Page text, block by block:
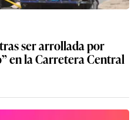
ser arrollada por
en la Carretera Central